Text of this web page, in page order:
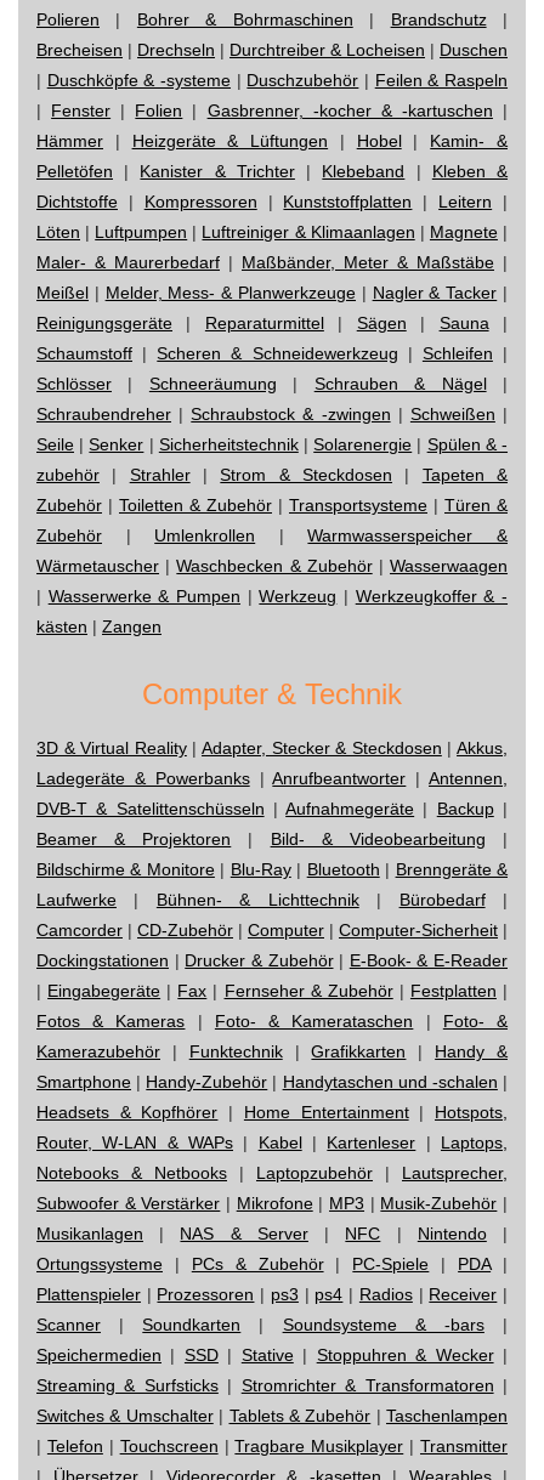
Polieren | Bohrer & Bohrmaschinen | Brandschutz|
Brecheisen | Drechseln | Durchtreiber & Locheisen | Duschen
| Duschköpfe & -systeme | Duschzubehör | Feilen & Raspeln
| Fenster | Folien | Gasbrenner, -kocher & -kartuschen |
Hämmer | Heizgeräte & Lüftungen | Hobel| Kamin- &
Pelletöfen | Kanister & Trichter| Klebeband | Kleben &
Dichtstoffe | Kompressoren | Kunststoffplatten | Leitern |
Löten | Luftpumpen | Luftreiniger & Klimaanlagen | Magnete|
Maler- & Maurerbedarf | Maßbänder, Meter & Maßstäbe |
Meißel | Melder, Mess- & Planwerkzeuge | Nagler & Tacker |
Reinigungsgeräte | Reparaturmittel| Sägen | Sauna |
Schaumstoff |Scheren & Schneidewerkzeug | Schleifen |
Schlösser | Schneeräumung | Schrauben & Nägel|
Schraubendreher |Schraubstock & -zwingen | Schweißen |
Seile |Senker | Sicherheitstechnik|Solarenergie | Spülen & -
zubehör | Strahler|Strom & Steckdosen | Tapeten &
Zubehör | Toiletten & Zubehör | Transportsysteme | Türen &
Zubehör | Umlenkrollen |Warmwasserspeicher &
Wärmetauscher |Waschbecken & Zubehör|Wasserwaagen
| Wasserwerke & Pumpen |Werkzeug | Werkzeugkoffer & -
kästen | Zangen
Computer & Technik
3D & Virtual Reality|Adapter, Stecker & Steckdosen |Akkus,
Ladegeräte & Powerbanks|Anrufbeantworter |Antennen,
DVB-T & Satelittenschüsseln |Aufnahmegeräte | Backup|
Beamer & Projektoren | Bild- & Videobearbeitung |
Bildschirme & Monitore| Blu-Ray| Bluetooth | Brenngeräte &
Laufwerke | Bühnen- & Lichttechnik| Bürobedarf|
Camcorder | CD-Zubehör | Computer | Computer-Sicherheit |
Dockingstationen | Drucker & Zubehör| E-Book- & E-Reader
| Eingabegeräte | Fax | Fernseher & Zubehör| Festplatten |
Fotos & Kameras | Foto- & Kamerataschen | Foto- &
Kamerazubehör | Funktechnik|Grafikkarten | Handy &
Smartphone | Handy-Zubehör | Handytaschen und -schalen |
Headsets & Kopfhörer | Home Entertainment| Hotspots,
Router, W-LAN & WAPs | Kabel| Kartenleser | Laptops,
Notebooks & Netbooks | Laptopzubehör | Lautsprecher,
Subwoofer & Verstärker | Mikrofone| MP3 | Musik-Zubehör |
Musikanlagen | NAS & Server| NFC | Nintendo|
Ortungssysteme | PCs & Zubehör| PC-Spiele | PDA|
Plattenspieler | Prozessoren | ps3 | ps4 | Radios| Receiver |
Scanner |Soundkarten | Soundsysteme & -bars|
Speichermedien | SSD| Stative| Stoppuhren & Wecker|
Streaming & Surfsticks| Stromrichter & Transformatoren |
Switches & Umschalter| Tablets & Zubehör | Taschenlampen
| Telefon | Touchscreen |Tragbare Musikplayer | Transmitter